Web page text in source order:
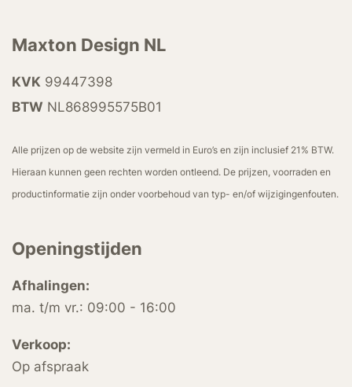
Maxton Design NL
KVK 99447398
BTW NL868995575B01
Alle prijzen op de website zijn vermeld in Euro’s en zijn inclusief 21% BTW.
Hieraan kunnen geen rechten worden ontleend. De prijzen, voorraden en
productinformatie zijn onder voorbehoud van typ- en/of wijzigingenfouten.
Openingstijden
Afhalingen:
ma. t/m vr.: 09:00 - 16:00
Verkoop:
Op afspraak